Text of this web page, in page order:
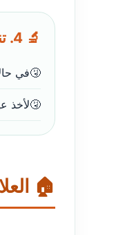
🔬 4. تنظير الأنف
في
لأخذ
🏠